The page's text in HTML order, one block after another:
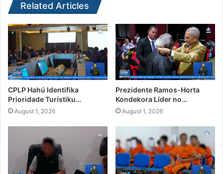
Related Articles
CPLP Hahú Identifika
Prioridade Turístiku…
August 1, 2026
Prezidente Ramos-Horta
Kondekora Líder no…
August 1, 2026